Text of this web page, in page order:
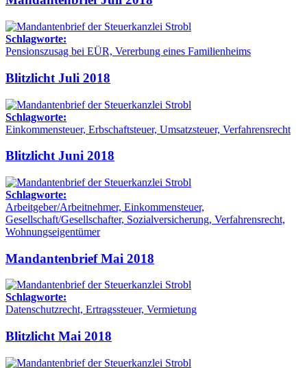
Schlagworte:
Pensionszusag bei EÜR, Vererbung eines Familienheims
Blitzlicht Juli 2018
Schlagworte:
Einkommensteuer, Erbschaftsteuer, Umsatzsteuer, Verfahrensrecht
Blitzlicht Juni 2018
Schlagworte:
Arbeitgeber/Arbeitnehmer, Einkommensteuer,
Gesellschaft/Gesellschafter, Sozialversicherung, Verfahrensrecht,
Wohnungseigentümer
Mandantenbrief Mai 2018
Schlagworte:
Datenschutzrecht, Ertragssteuer, Vermietung
Blitzlicht Mai 2018